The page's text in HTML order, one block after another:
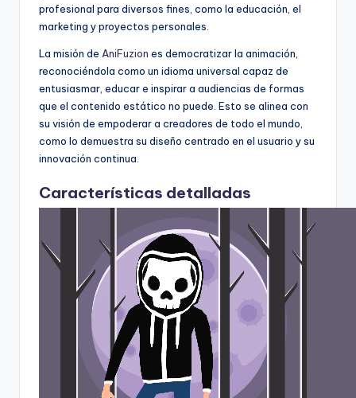
U
p
d
profesional para diversos fines, como la educación, el
marketing y proyectos personales.
La misión de AniFuzion es democratizar la animación,
reconociéndola como un idioma universal capaz de
entusiasmar, educar e inspirar a audiencias de formas
que el contenido estático no puede. Esto se alinea con
su visión de empoderar a creadores de todo el mundo,
como lo demuestra su diseño centrado en el usuario y su
innovación continua.
Características detalladas